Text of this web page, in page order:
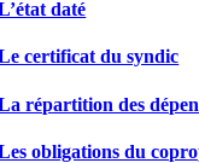
daté
certificat du syndic
répartition des
obligations du